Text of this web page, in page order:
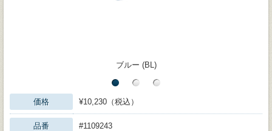
ブルー (BL)
価格 ¥10,230（税込）
品番 #1109243